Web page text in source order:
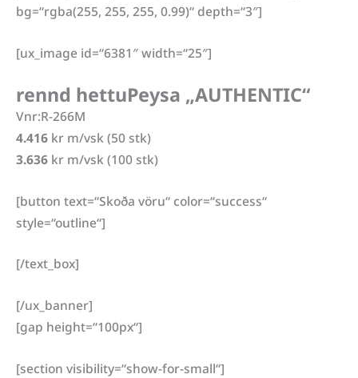
bg=“rgba(255, 255, 255, 0.99)“ depth=“3″]
[ux_image id=“6381″ width=“25″]
rennd hettuPeysa „AUTHENTIC“
Vnr:R-266M
4.416 kr m/vsk (50 stk)
3.636 kr m/vsk (100 stk)
[button text=“Skoða vöru“ color=“success“
style=“outline“]
[/text_box]
[/ux_banner]
[gap height=“100px“]
[section visibility=“show-for-small“]